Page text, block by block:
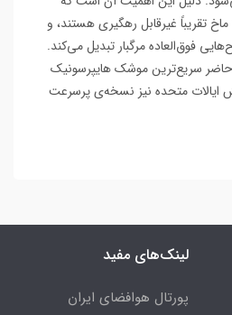
اشیایی با سرعتی بیش از ۵ ماخ تقریباً غیرقابل رهگیری هستند، و
فوق‌العاده مرگبار تبدیل می‌کند.
سریع‌ترین موشک هایپرسونیک
ایالات متحده نیز نسخه‌ی پرسرعت
لینک‌های مفید
پورتال هوافضای ایران